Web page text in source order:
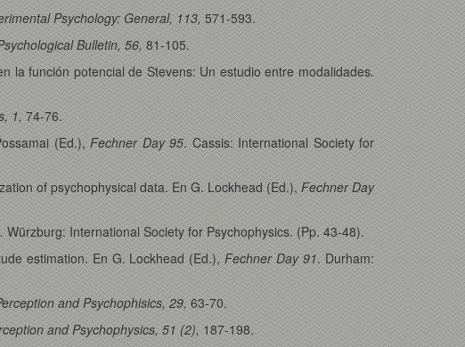
Psychology: General, 113, 571-593.
Bulletin, 56, 81-105.
la función potencial de Stevens: Un estudio entre modalidades.
1, 74-76.
(Ed.), Fechner Day 95. Cassis: International Society for
of psychophysical data. En G. Lockhead (Ed.), Fechner Day
Würzburg: International Society for Psychophysics. (Pp. 43-48).
estimation. En G. Lockhead (Ed.), Fechner Day 91. Durham:
and Psychophisics, 29, 63-70.
and Psychophysics, 51 (2), 187-198.